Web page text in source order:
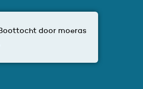
door moeras